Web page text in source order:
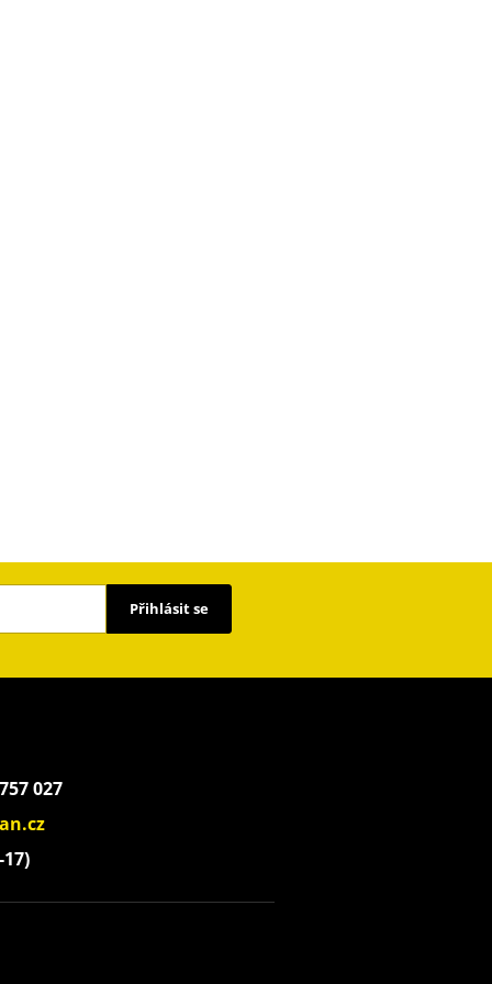
Přihlásit se
027
17)